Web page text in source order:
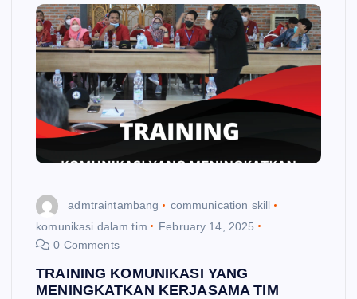
admtraintambang
communication skill
komunikasi dalam tim
February 14, 2025
0 Comments
TRAINING KOMUNIKASI YANG
MENINGKATKAN KERJASAMA TIM